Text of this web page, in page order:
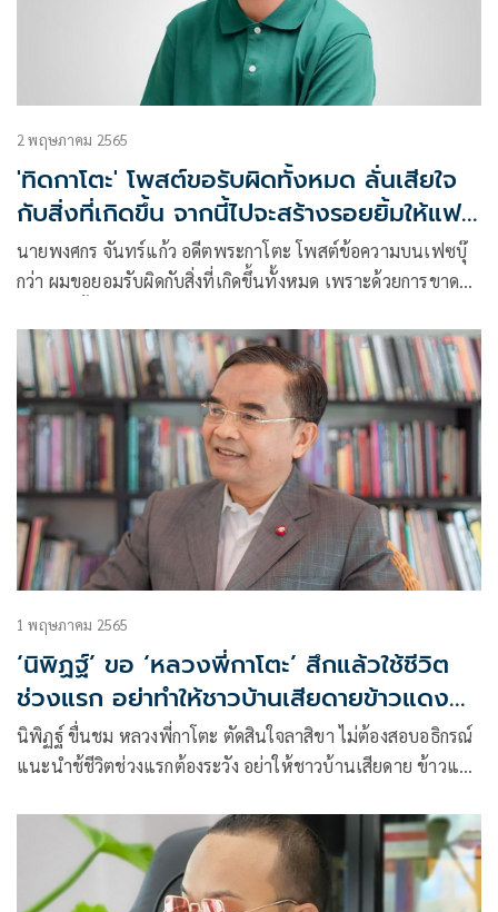
2 พฤษภาคม 2565
'ทิดกาโตะ' โพสต์ขอรับผิดทั้งหมด ลั่นเสียใจ
กับสิ่งที่เกิดขึ้น จากนี้ไปจะสร้างรอยยิ้มให้แฟน
คลับ
นายพงศกร จันทร์แก้ว อดีตพระกาโตะ โพสต์ข้อความบนเฟซบุ๊
กว่า ผมขอยอมรับผิดกับสิ่งที่เกิดขึ้นทั้งหมด เพราะด้วยการขาด
1 พฤษภาคม 2565
‘นิพิฏฐ์’ ขอ ‘หลวงพี่กาโตะ’ สึกแล้วใช้ชีวิต
ช่วงแรก อย่าทำให้ชาวบ้านเสียดายข้าวแดง
แกงร้อน
นิพิฏฐ์ ขื่นชม หลวงพี่กาโตะ ตัดสินใจลาสิขา ไม่ต้องสอบอธิกรณ์
แนะนำช้ชีวิตช่วงแรกต้องระวัง อย่าให้ชาวบ้านเสียดาย ข้าวแดง